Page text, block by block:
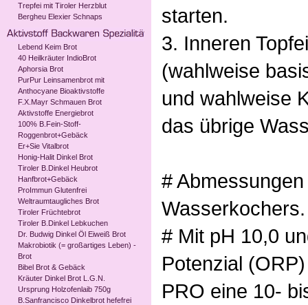
Trepfei mit Tiroler Herzblut
Bergheu Elexier Schnaps
Lebend Keim Brot
40 Heilkräuter IndioBrot
Aphorsia Brot
PurPur Leinsamenbrot mit
Anthocyane Bioaktivstoffe
F.X.Mayr Schmauen Brot
Aktivstoffe Energiebrot
100% B.Fein-Stoff-
Roggenbrot+Gebäck
Er+Sie Vitalbrot
Honig-Halit Dinkel Brot
Tiroler B.Dinkel Heubrot
Hanfbrot+Gebäck
ProImmun Glutenfrei
Weltraumtaugliches Brot
Tiroler Früchtebrot
Tiroler B.Dinkel Lebkuchen
Dr. Budwig Dinkel Öl Eiweiß Brot
Makrobiotik (= großartiges Leben) -
Brot
Bibel Brot & Gebäck
Kräuter Dinkel Brot L.G.N.
Ursprung Holzofenlaib 750g
B.Sanfrancisco Dinkelbrot hefefrei
starten.
3. Inneren
(wahlweise
und wahlweise
das übrige
#
Wasserkochers.
# Mit pH 10,0
Potenzial
PRO eine 10-